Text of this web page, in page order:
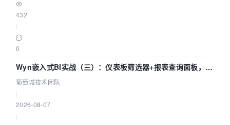
432
0
Wyn嵌入式BI实战（三）：仪表板筛选器+报表查询面板，参
数联动全闭环
葡萄城技术团队
2026-08-07